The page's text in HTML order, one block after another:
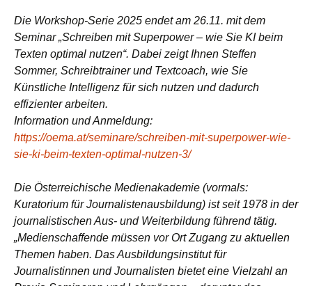
Die Workshop-Serie 2025 endet am 26.11. mit dem
Seminar „Schreiben mit Superpower – wie Sie KI beim
Texten optimal nutzen“. Dabei zeigt Ihnen Steffen
Sommer, Schreibtrainer und Textcoach, wie Sie
Künstliche Intelligenz für sich nutzen und dadurch
effizienter arbeiten.
Information und Anmeldung:
https://oema.at/seminare/schreiben-mit-superpower-wie-
sie-ki-beim-texten-optimal-nutzen-3/
Die Österreichische Medienakademie (vormals:
Kuratorium für Journalistenausbildung) ist seit 1978 in der
journalistischen Aus- und Weiterbildung führend tätig.
„Medienschaffende müssen vor Ort Zugang zu aktuellen
Themen haben. Das Ausbildungsinstitut für
Journalistinnen und Journalisten bietet eine Vielzahl an